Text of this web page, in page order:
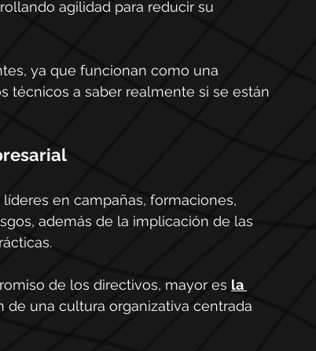
agilidad para reducir su
ya que funcionan como una
técnicos a saber realmente si se están
en campañas, formaciones,
además de la implicación de las
de los directivos, mayor es la
de una cultura organizativa centrada